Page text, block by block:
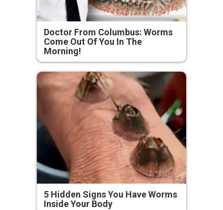
Doctor From Columbus: Worms
Come Out Of You In The
Morning!
5 Hidden Signs You Have Worms
Inside Your Body